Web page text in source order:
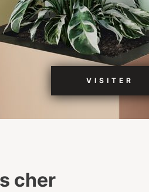
VISITER
cher